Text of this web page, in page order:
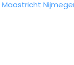
Maastricht